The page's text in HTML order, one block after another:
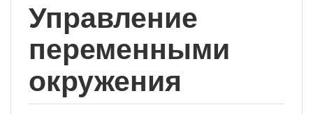
Управление
переменными
окружения